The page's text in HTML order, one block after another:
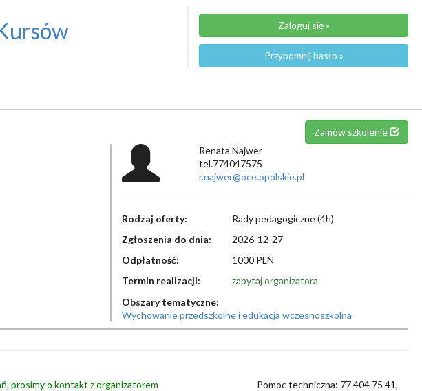
Zaloguj się »
Przypomnij hasło »
Zamów szkolenie
Renata Najwer
tel.774047575
r.najwer@oce.opolskie.pl
Rodzaj oferty:
Rady pedagogiczne (4h)
Zgłoszenia do dnia:
2026-12-27
Odpłatność:
1000 PLN
Termin realizacji:
zapytaj organizatora
Obszary tematyczne:
Wychowanie przedszkolne i edukacja wczesnoszkolna
prosimy o kontakt z organizatorem
Pomoc techniczna: 77 404 75 41,